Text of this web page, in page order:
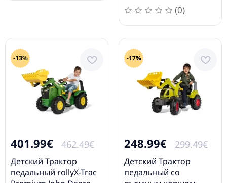
(0)
-13%
401.99€ 462.49€
Детский Трактор
педальный rollyX-Trac
-17%
248.99€ 299.49€
Детский Трактор
педальный сo